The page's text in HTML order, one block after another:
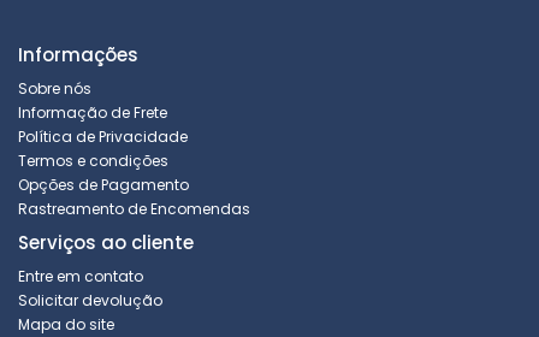
Informações
Sobre nós
Informação de Frete
Política de Privacidade
Termos e condições
Opções de Pagamento
Rastreamento de Encomendas
Serviços ao cliente
Entre em contato
Solicitar devolução
Mapa do site